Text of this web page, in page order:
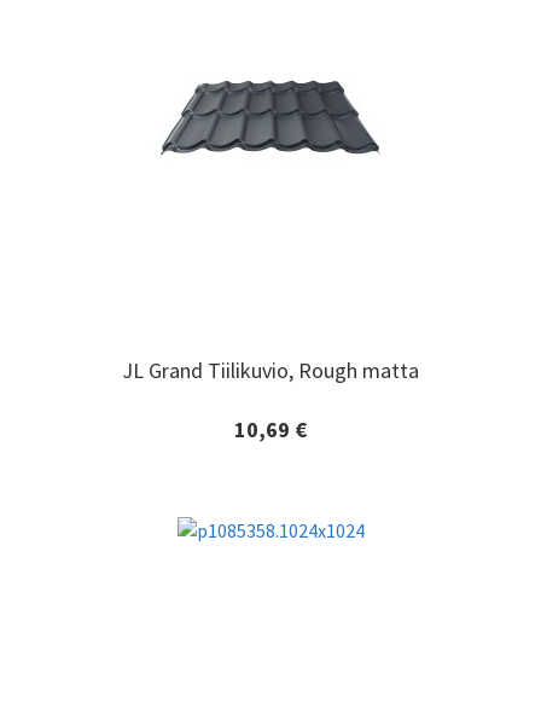
JL Grand Tiilikuvio, Rough matta
10,69 €
JL Grand Tiilikuvio, Rough matta
Lisätiedot ja tilaaminen